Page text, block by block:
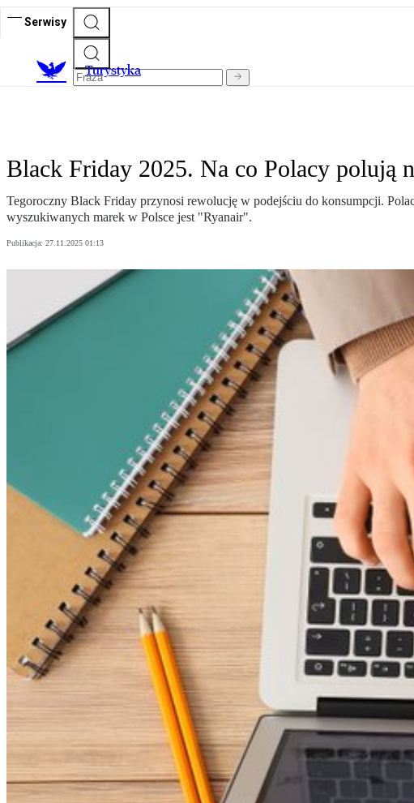
Serwisy
Turystyka
Black Friday 2025. Na co Polacy polują
Tegoroczny Black Friday przynosi rewolucję w podejściu do konsumpcji.
wyszukiwanych marek w Polsce jest "Ryanair".
Publikacja: 27.11.2025 01:13